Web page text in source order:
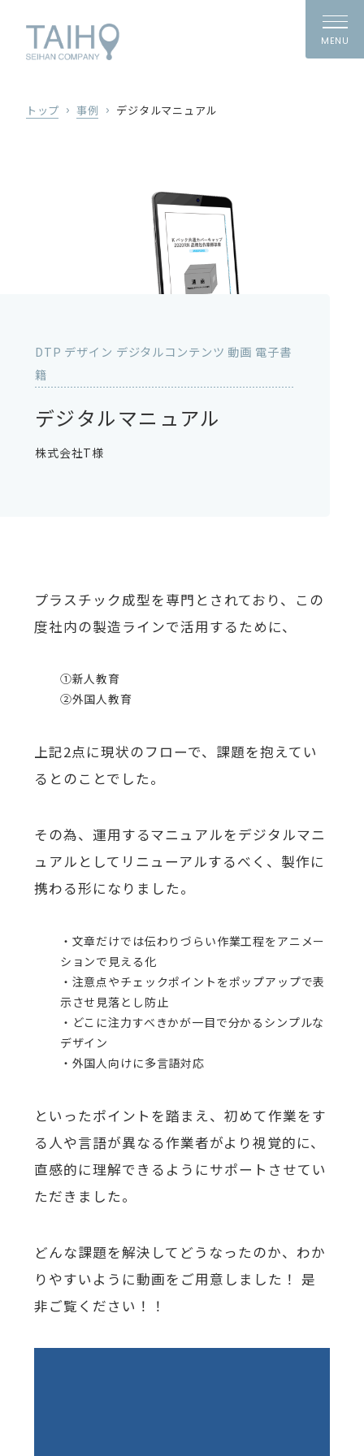
MENU
トップ 事例 デジタルマニュアル
DTP デザイン デジタルコンテンツ 動画 電子書
籍
デジタルマニュアル
株式会社T様
プラスチック成型を専門とされており、この
度社内の製造ラインで活用するために、
①新人教育
②外国人教育
上記2点に現状のフローで、課題を抱えてい
るとのことでした。
その為、運用するマニュアルをデジタルマニ
ュアルとしてリニューアルするべく、製作に
携わる形になりました。
・文章だけでは伝わりづらい作業工程をアニメー
ションで見える化
・注意点やチェックポイントをポップアップで表
示させ見落とし防止
・どこに注力すべきかが一目で分かるシンプルな
デザイン
・外国人向けに多言語対応
といったポイントを踏まえ、初めて作業をす
る人や言語が異なる作業者がより視覚的に、
直感的に理解できるようにサポートさせてい
ただきました。
どんな課題を解決してどうなったのか、わか
りやすいように動画をご用意しました！ 是
非ご覧ください！！